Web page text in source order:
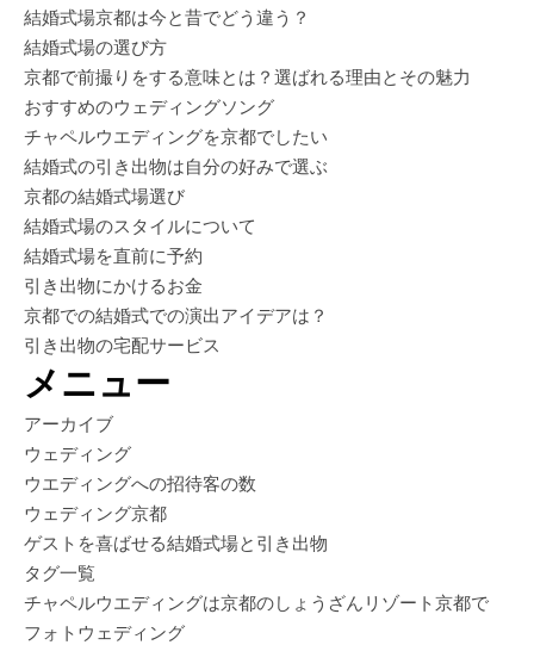
結婚式場京都は今と昔でどう違う？
結婚式場の選び方
京都で前撮りをする意味とは？選ばれる理由とその魅力
おすすめのウェディングソング
チャペルウエディングを京都でしたい
結婚式の引き出物は自分の好みで選ぶ
京都の結婚式場選び
結婚式場のスタイルについて
結婚式場を直前に予約
引き出物にかけるお金
京都での結婚式での演出アイデアは？
引き出物の宅配サービス
メニュー
アーカイブ
ウェディング
ウエディングへの招待客の数
ウェディング京都
ゲストを喜ばせる結婚式場と引き出物
タグ一覧
チャペルウエディングは京都のしょうざんリゾート京都で
フォトウェディング